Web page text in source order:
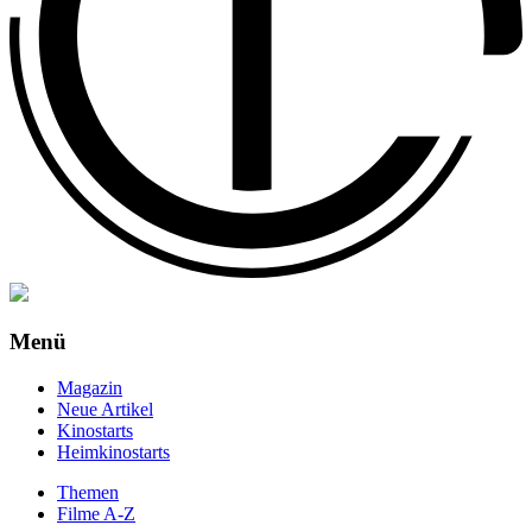
Menü
Magazin
Neue Artikel
Kinostarts
Heimkinostarts
Themen
Filme A-Z